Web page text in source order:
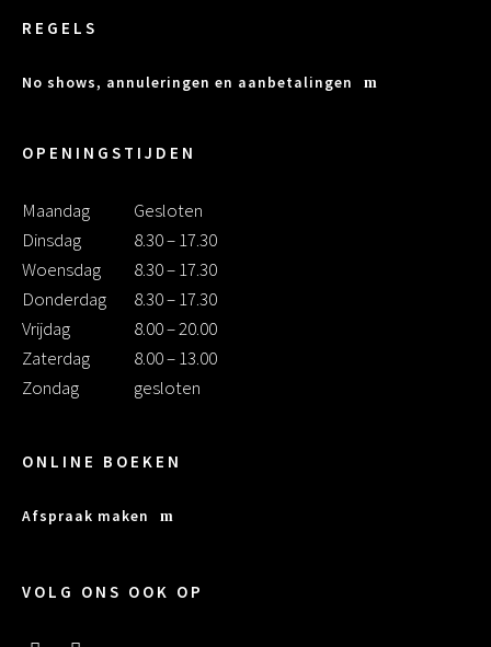
REGELS
No shows, annuleringen en aanbetalingen
OPENINGSTIJDEN
Maandag
Gesloten
Dinsdag
8.30 – 17.30
Woensdag
8.30 – 17.30
Donderdag
8.30 – 17.30
Vrijdag
8.00 – 20.00
Zaterdag
8.00 – 13.00
Zondag
gesloten
ONLINE BOEKEN
Afspraak maken
VOLG ONS OOK OP